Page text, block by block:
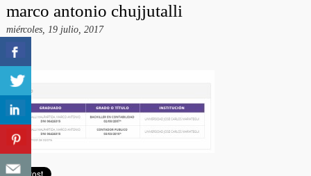
marco antonio chujjutalli
miércoles, 19 julio, 2017